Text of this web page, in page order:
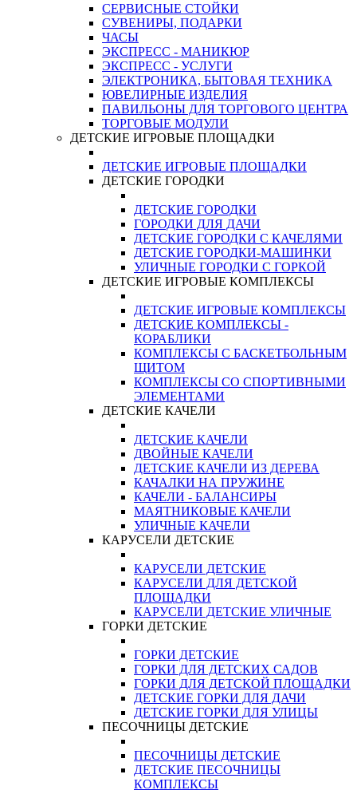
СЕРВИСНЫЕ СТОЙКИ
СУВЕНИРЫ, ПОДАРКИ
ЧАСЫ
ЭКСПРЕСС - МАНИКЮР
ЭКСПРЕСС - УСЛУГИ
ЭЛЕКТРОНИКА, БЫТОВАЯ ТЕХНИКА
ЮВЕЛИРНЫЕ ИЗДЕЛИЯ
ПАВИЛЬОНЫ ДЛЯ ТОРГОВОГО ЦЕНТРА
ТОРГОВЫЕ МОДУЛИ
ДЕТСКИЕ ИГРОВЫЕ ПЛОЩАДКИ
ДЕТСКИЕ ИГРОВЫЕ ПЛОЩАДКИ
ДЕТСКИЕ ГОРОДКИ
ДЕТСКИЕ ГОРОДКИ
ГОРОДКИ ДЛЯ ДАЧИ
ДЕТСКИЕ ГОРОДКИ С КАЧЕЛЯМИ
ДЕТСКИЕ ГОРОДКИ-МАШИНКИ
УЛИЧНЫЕ ГОРОДКИ С ГОРКОЙ
ДЕТСКИЕ ИГРОВЫЕ КОМПЛЕКСЫ
ДЕТСКИЕ ИГРОВЫЕ КОМПЛЕКСЫ
ДЕТСКИЕ КОМПЛЕКСЫ -
КОРАБЛИКИ
КОМПЛЕКСЫ С БАСКЕТБОЛЬНЫМ
ЩИТОМ
КОМПЛЕКСЫ СО СПОРТИВНЫМИ
ЭЛЕМЕНТАМИ
ДЕТСКИЕ КАЧЕЛИ
ДЕТСКИЕ КАЧЕЛИ
ДВОЙНЫЕ КАЧЕЛИ
ДЕТСКИЕ КАЧЕЛИ ИЗ ДЕРЕВА
КАЧАЛКИ НА ПРУЖИНЕ
КАЧЕЛИ - БАЛАНСИРЫ
МАЯТНИКОВЫЕ КАЧЕЛИ
УЛИЧНЫЕ КАЧЕЛИ
КАРУСЕЛИ ДЕТСКИЕ
КАРУСЕЛИ ДЕТСКИЕ
КАРУСЕЛИ ДЛЯ ДЕТСКОЙ
ПЛОЩАДКИ
КАРУСЕЛИ ДЕТСКИЕ УЛИЧНЫЕ
ГОРКИ ДЕТСКИЕ
ГОРКИ ДЕТСКИЕ
ГОРКИ ДЛЯ ДЕТСКИХ САДОВ
ГОРКИ ДЛЯ ДЕТСКОЙ ПЛОЩАДКИ
ДЕТСКИЕ ГОРКИ ДЛЯ ДАЧИ
ДЕТСКИЕ ГОРКИ ДЛЯ УЛИЦЫ
ПЕСОЧНИЦЫ ДЕТСКИЕ
ПЕСОЧНИЦЫ ДЕТСКИЕ
ДЕТСКИЕ ПЕСОЧНИЦЫ
КОМПЛЕКСЫ